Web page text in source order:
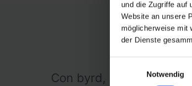
und die Zugriffe auf
Website an unsere
möglicherweise mit
der Dienste
Notwendig
Con byrd, puedes